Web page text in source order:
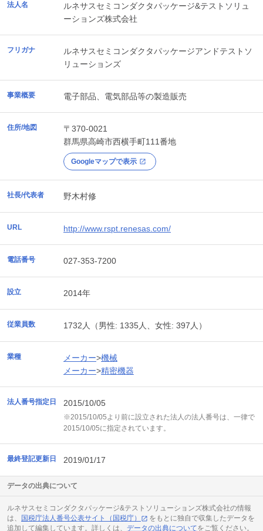
法人名
ルネサスセミコンダクタパッケージ&テストソリュ
ーションズ株式会社
フリガナ
ルネサスセミコンダクタパッケージアンドテストソ
リューションズ
事業概要 電子部品、電気部品等の製造販売
住所/地図
〒370-0021
群馬県高崎市西横手町111番地
Googleマップで表示
社長/代表者 野木村修
URL http://www.rspt.renesas.com/
電話番号 027-353-7200
設立 2014年
従業員数 1732人（男性: 1335人、女性: 397人）
業種 メーカー>機械
メーカー>精密機器
法人番号指定日 2015/10/05
※2015/10/05より前に設立された法人の法人番号は、一律で
2015/10/05に指定されています。
最終登記更新日 2019/01/17
データの出典について
ルネサスセミコンダクタパッケージ&テストソリューションズ株式会社の情報
は、
国税庁法人番号公表サイト（国税庁）
をもとに独自で収集したデータを
追加して編集しています。詳しくは、 データの出典についてをご覧ください。